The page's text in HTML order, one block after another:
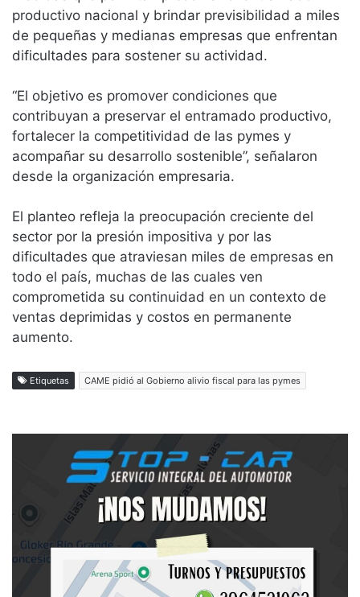
productivo nacional y brindar previsibilidad a miles
de pequeñas y medianas empresas que enfrentan
dificultades para sostener su actividad.
“El objetivo es promover condiciones que
contribuyan a preservar el entramado productivo,
fortalecer la competitividad de las pymes y
acompañar su desarrollo sostenible”, señalaron
desde la organización empresaria.
El planteo refleja la preocupación creciente del
sector por la presión impositiva y por las
dificultades que atraviesan miles de empresas en
todo el país, muchas de las cuales ven
comprometida su continuidad en un contexto de
ventas deprimidas y costos en permanente
aumento.
Etiquetas CAME pidió al Gobierno alivio fiscal para las pymes